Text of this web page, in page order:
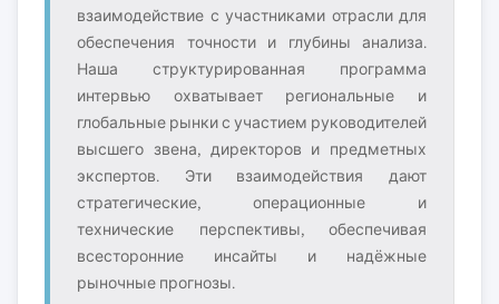
взаимодействие с участниками отрасли для
обеспечения точности и глубины анализа.
Наша структурированная программа
интервью охватывает региональные и
глобальные рынки с участием руководителей
высшего звена, директоров и предметных
экспертов. Эти взаимодействия дают
стратегические, операционные и
технические перспективы, обеспечивая
всесторонние инсайты и надёжные
рыночные прогнозы.